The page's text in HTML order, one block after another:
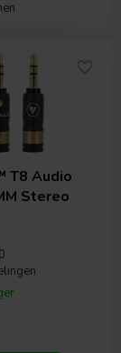
T8 Audio
Stereo
0